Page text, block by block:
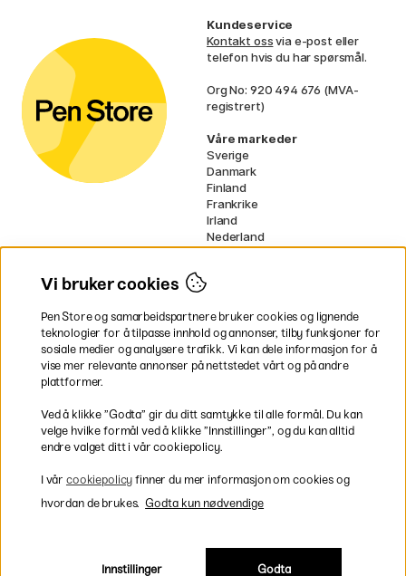
Kundeservice
Kontakt ossvia e-post eller
telefon hvis du har spørsmål.
Org No: 920 494 676 (MVA-
registrert)
Våre markeder
Sverige
Danmark
Finland
Frankrike
Irland
Nederland
Tyskland
* Spesifikkefraktvilkårgjelder for
voluminøse varer.
Rask og smidig levering
Inkl. moms
Vi bruker cookies
Pen Store og samarbeidspartnere bruker cookies og lignende
teknologier for å tilpasse innhold og annonser, tilby funksjoner for
sosiale medier og analysere trafikk. Vi kan dele informasjon for å
vise mer relevante annonser på nettstedet vårt og på andre
plattformer.
Ved å klikke ”Godta” gir du ditt samtykke til alle formål. Du kan
velge hvilke formål ved å klikke ”Innstillinger”, og du kan alltid
endre valget ditt i vår cookiepolicy.
I vår cookiepolicy finner du mer informasjon om cookies og
hvordan de brukes. Godta kun nødvendige
Innstillinger Godta